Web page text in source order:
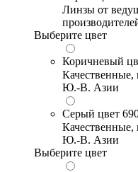
Линзы от
Выберите цвет
Коричневый
Качественные,
Ю.-В. Азии
Серый цвет
Качественные,
Ю.-В. Азии
Выберите цвет